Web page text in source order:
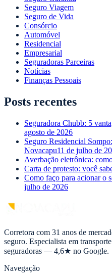
Seguro Viagem
Seguro de Vida
Consórcio
Automóvel
Residencial
Empresarial
Seguradoras Parceiras
Notícias
Finanças Pessoais
Posts recentes
Seguradora Chubb: 5
agosto de 2026
Seguro Residencial
Novacapu11 de julho de
Averbação eletrônica:
Carta de protesto: você
Como faço para acionar o
julho de 2026
Corretora com 31 anos de
seguro. Especialista em
seguradoras — 4,6★ no Google.
Navegação